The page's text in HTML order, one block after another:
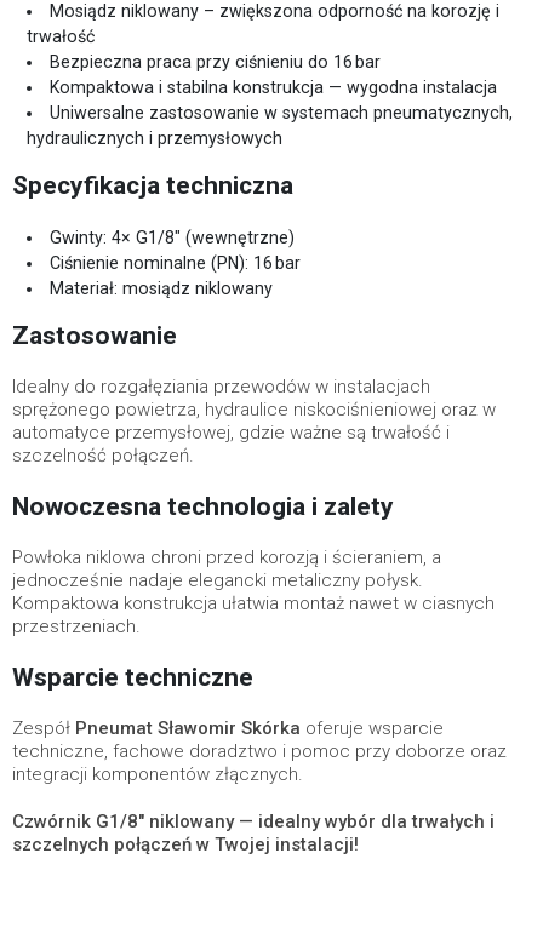
Mosiądz niklowany – zwiększona odporność na korozję i
trwałość
Bezpieczna praca przy ciśnieniu do 16 bar
Kompaktowa i stabilna konstrukcja — wygodna instalacja
Uniwersalne zastosowanie w systemach pneumatycznych,
hydraulicznych i przemysłowych
Specyfikacja techniczna
Gwinty: 4× G1/8" (wewnętrzne)
Ciśnienie nominalne (PN): 16 bar
Materiał: mosiądz niklowany
Zastosowanie
Idealny do rozgałęziania przewodów w instalacjach
sprężonego powietrza, hydraulice niskociśnieniowej oraz w
automatyce przemysłowej, gdzie ważne są trwałość i
szczelność połączeń.
Nowoczesna technologia i zalety
Powłoka niklowa chroni przed korozją i ścieraniem, a
jednocześnie nadaje elegancki metaliczny połysk.
Kompaktowa konstrukcja ułatwia montaż nawet w ciasnych
przestrzeniach.
Wsparcie techniczne
Zespół Pneumat Sławomir Skórka oferuje wsparcie
techniczne, fachowe doradztwo i pomoc przy doborze oraz
integracji komponentów złącznych.
Czwórnik G1/8" niklowany — idealny wybór dla trwałych i
szczelnych połączeń w Twojej instalacji!